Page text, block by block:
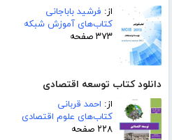
از: فرشید باباجانی
کتاب‌های آموزش شبکه
۳۷۳ صفحه
دانلود کتاب توسعه اقتصادی
از: احمد قربانی
کتاب‌های علوم اقتصادی
۲۲۸ صفحه